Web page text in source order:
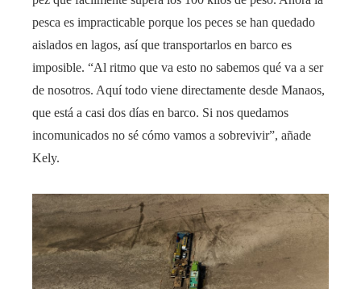
pesca es impracticable porque los peces se han quedado
aislados en lagos, así que transportarlos en barco es
imposible. “Al ritmo que va esto no sabemos qué va a ser
de nosotros. Aquí todo viene directamente desde Manaos,
que está a casi dos días en barco. Si nos quedamos
incomunicados no sé cómo vamos a sobrevivir”, añade
Kely.